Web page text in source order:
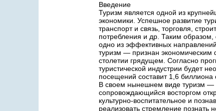
Введение
Туризм является одной из
экономики. Успешное развитие
транспорт и связь, торговля,
потребления и др. Таким образом,
одно из эффективных
туризм — признан
столетии грядущем. Согласно
туристической индустрии будет
посещений составит 1,6 биллиона
В своем нынешнем виде туризм —
сопровождающийся восторгом
культурно-воспитательное и
реализовать стремление познать